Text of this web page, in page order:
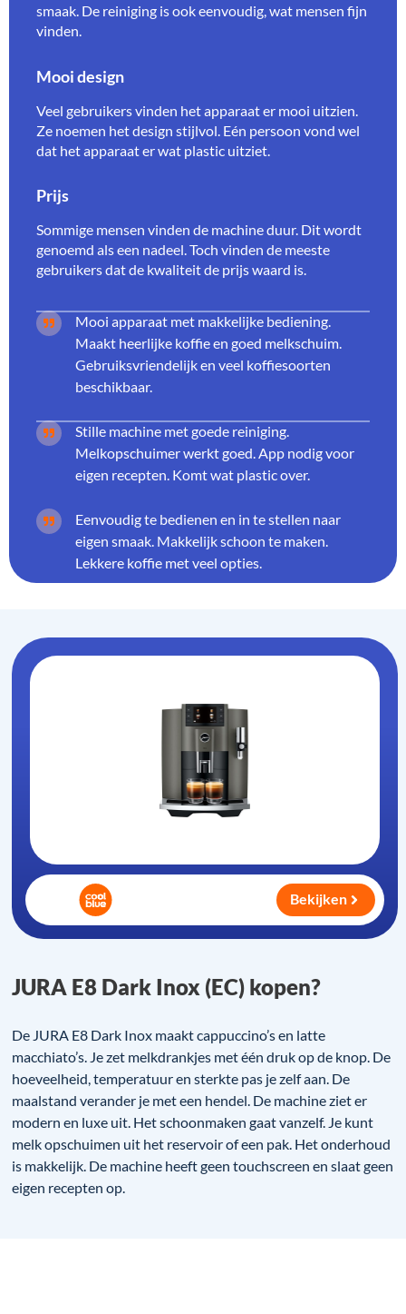
smaak. De reiniging is ook eenvoudig, wat mensen fijn
vinden.
Mooi design
Veel gebruikers vinden het apparaat er mooi uitzien.
Ze noemen het design stijlvol. Eén persoon vond wel
dat het apparaat er wat plastic uitziet.
Prijs
Sommige mensen vinden de machine duur. Dit wordt
genoemd als een nadeel. Toch vinden de meeste
gebruikers dat de kwaliteit de prijs waard is.
Mooi apparaat met makkelijke bediening.
Maakt heerlijke koffie en goed melkschuim.
Gebruiksvriendelijk en veel koffiesoorten
beschikbaar.
Stille machine met goede reiniging.
Melkopschuimer werkt goed. App nodig voor
eigen recepten. Komt wat plastic over.
Eenvoudig te bedienen en in te stellen naar
eigen smaak. Makkelijk schoon te maken.
Lekkere koffie met veel opties.
JURA E8 Dark Inox (EC) kopen?
De JURA E8 Dark Inox maakt cappuccino’s en latte
macchiato’s. Je zet melkdrankjes met één druk op de knop. De
hoeveelheid, temperatuur en sterkte pas je zelf aan. De
maalstand verander je met een hendel. De machine ziet er
modern en luxe uit. Het schoonmaken gaat vanzelf. Je kunt
melk opschuimen uit het reservoir of een pak. Het onderhoud
is makkelijk. De machine heeft geen touchscreen en slaat geen
eigen recepten op.
Bekijken